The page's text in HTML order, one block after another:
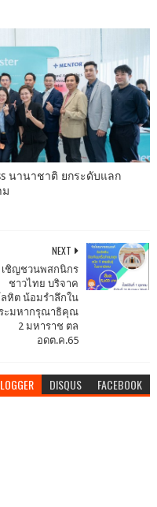
นานาชาติ ยกระดับแลก
ม
NEXT
เชิญชวนพสกนิกร
ชาวไทย บริจาค
หิต น้อมรำลึกใน
ะมหากรุณาธิคุณ
2 มหาราช ตล
อดต.ค.65
DISQUS FACEBOOK